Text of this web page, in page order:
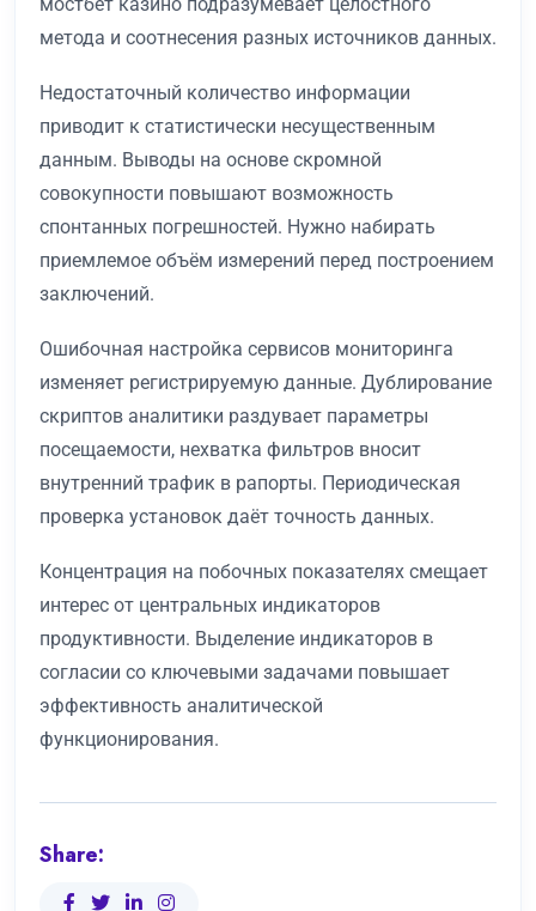
метода и соотнесения разных источников данных.
Недостаточный количество информации
приводит к статистически несущественным
данным. Выводы на основе скромной
совокупности повышают возможность
спонтанных погрешностей. Нужно набирать
приемлемое объём измерений перед построением
заключений.
Ошибочная настройка сервисов мониторинга
изменяет регистрируемую данные. Дублирование
скриптов аналитики раздувает параметры
посещаемости, нехватка фильтров вносит
внутренний трафик в рапорты. Периодическая
проверка установок даёт точность данных.
Концентрация на побочных показателях смещает
интерес от центральных индикаторов
продуктивности. Выделение индикаторов в
согласии со ключевыми задачами повышает
эффективность аналитической
функционирования.
Share: